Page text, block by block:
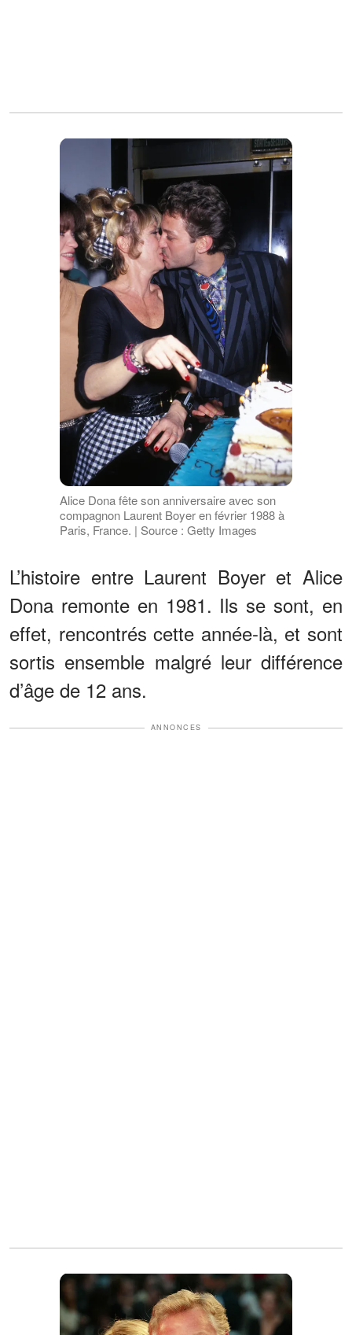
Alice Dona fête son anniversaire avec son
compagnon Laurent Boyer en février 1988 à
Paris, France. | Source : Getty Images
L’histoire entre Laurent Boyer et Alice
Dona remonte en 1981. Ils se sont, en
effet, rencontrés cette année-là, et sont
sortis ensemble malgré leur différence
d’âge de 12 ans.
ANNONCES